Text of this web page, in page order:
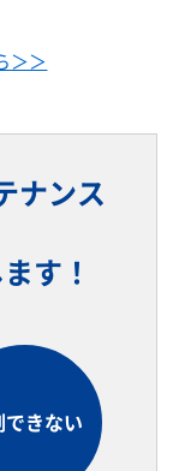
＞＞
ナンス
す！
できない